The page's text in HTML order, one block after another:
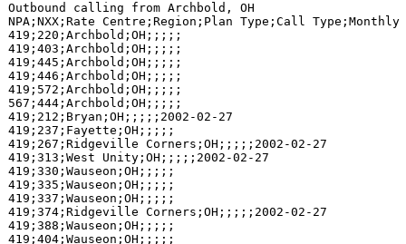
Outbound calling from Archbold, OH
NPA;NXX;Rate Centre;Region;Plan Type;Call
419;220;Archbold;OH;;;;;
419;403;Archbold;OH;;;;;
419;445;Archbold;OH;;;;;
419;446;Archbold;OH;;;;;
419;572;Archbold;OH;;;;;
567;444;Archbold;OH;;;;;
419;212;Bryan;OH;;;;;2002-02-27
419;237;Fayette;OH;;;;;
419;267;Ridgeville Corners;OH;;;;;2002-02-27
419;313;West Unity;OH;;;;;2002-02-27
419;330;Wauseon;OH;;;;;
419;335;Wauseon;OH;;;;;
419;337;Wauseon;OH;;;;;
419;374;Ridgeville Corners;OH;;;;;2002-02-27
419;388;Wauseon;OH;;;;;
419;404;Wauseon;OH;;;;;